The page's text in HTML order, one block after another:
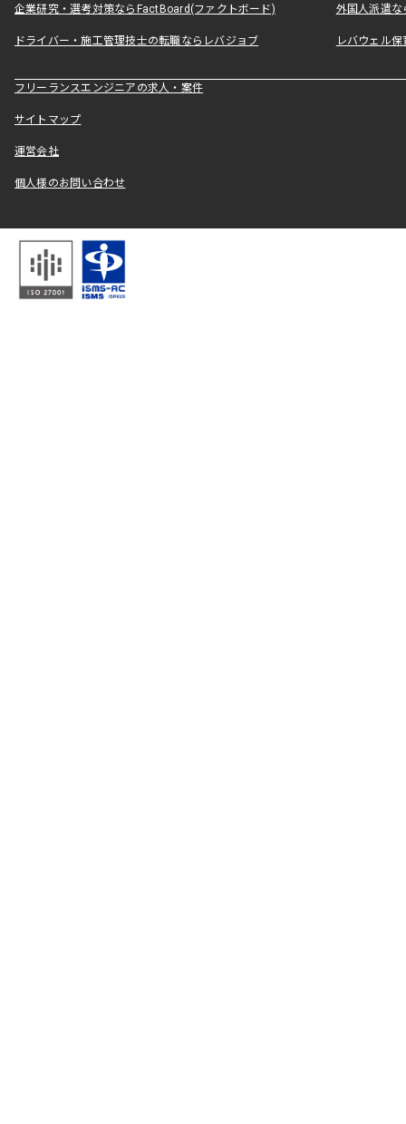
企業研究・選考対策ならFactBoard(ファクトボード) 外国人派遣な
ドライバー・施工管理技士の転職ならレバジョブ レバウェル
フリーランスエンジニアの求人・案件
サイトマップ
運営会社
個人様のお問い合わせ